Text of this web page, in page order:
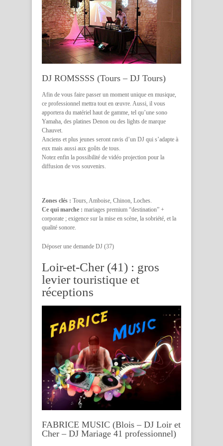
DJ ROMSSSS (Tours – DJ Tours)
Afin de vous faire passer un moment unique en musique,
ce professionnel mettra tout en œuvre. Aussi, il vous
apportera du matériel haut de gamme, tel qu’une sono
Yamaha, des platines Denon ou des lights de marque
Chauvet.
Anciens et plus jeunes seront ravis d’un DJ qui s’adapte à
eux mais aussi aux goûts de tous.
Notez enfin la possibilité de vidéo projection pour la
diffusion de vos souvenirs.
Zones clés : Tours, Amboise, Chinon, Loches.
Ce qui marche : mariages premium “destination” +
corporate ; exigence sur la mise en scène, la sobriété, et la
qualité sonore.
Déposer une demande DJ (37)
Loir-et-Cher (41) : gros
levier touristique et
réceptions
FABRICE MUSIC (Blois – DJ Loir et
Cher – DJ Mariage 41 professionnel)